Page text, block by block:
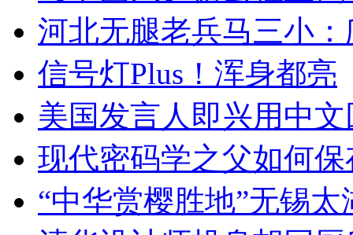
河北无腿老兵马三小
信号灯Plus！浑身都亮
美国发言人即兴用中
现代密码学之父如何
“中华赏樱胜地”无锡